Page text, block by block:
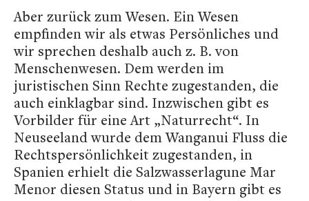
Aber zurück zum Wesen. Ein Wesen
empfinden wir als etwas Persönliches und
wir sprechen deshalb auch z. B. von
Menschenwesen. Dem werden im
juristischen Sinn Rechte zugestanden, die
auch einklagbar sind. Inzwischen gibt es
Vorbilder für eine Art „Naturrecht“. In
Neuseeland wurde dem Wanganui Fluss die
Rechtspersönlichkeit zugestanden, in
Spanien erhielt die Salzwasserlagune Mar
Menor diesen Status und in Bayern gibt es